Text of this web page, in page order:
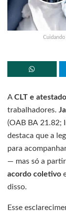
ACLT e
trabalhadores.
(OAB BA 21.82;
destaca que a
para
— mas só a
acordo coletivo
disso.
Esse